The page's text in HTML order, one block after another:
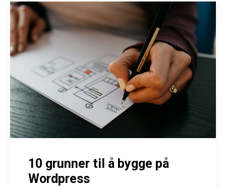
10 grunner til å bygge på
Wordpress